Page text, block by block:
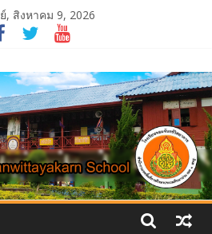
, สิงหาคม 9, 2026